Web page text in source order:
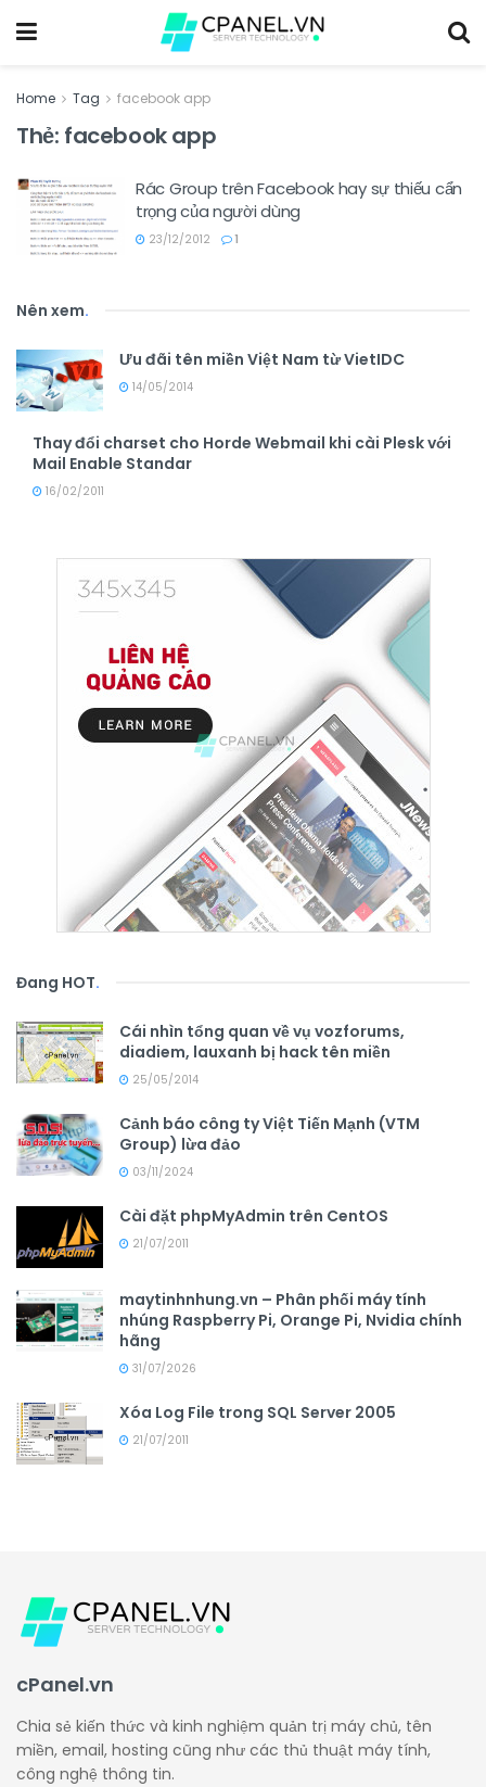
Home Tag facebook app
Thẻ: facebook app
Rác Group trên Facebook hay sự thiếu cẩn
trọng của người dùng
23/12/2012 1
Nên xem.
Ưu đãi tên miền Việt Nam từ VietIDC
14/05/2014
Thay đổi charset cho Horde Webmail khi cài Plesk với
Mail Enable Standar
16/02/2011
Đang HOT.
Cái nhìn tổng quan về vụ vozforums,
diadiem, lauxanh bị hack tên miền
25/05/2014
Cảnh báo công ty Việt Tiến Mạnh (VTM
Group) lừa đảo
03/11/2024
Cài đặt phpMyAdmin trên CentOS
21/07/2011
maytinhnhung.vn – Phân phối máy tính
nhúng Raspberry Pi, Orange Pi, Nvidia chính
hãng
31/07/2026
Xóa Log File trong SQL Server 2005
21/07/2011
cPanel.vn
Chia sẻ kiến thức và kinh nghiệm quản trị máy chủ, tên
miền, email, hosting cũng như các thủ thuật máy tính,
công nghệ thông tin.